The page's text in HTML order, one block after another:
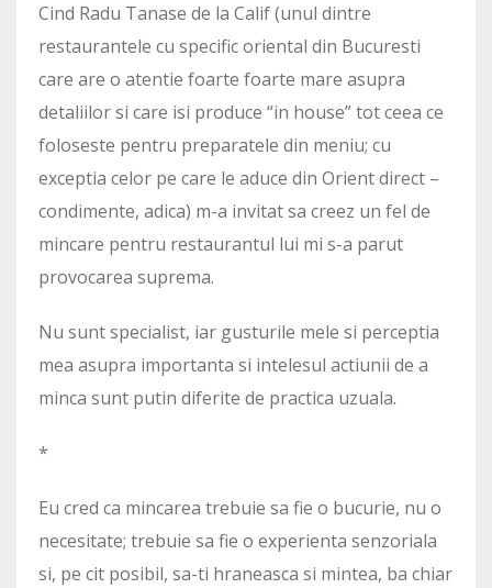
Cind Radu Tanase de la Calif (unul dintre
restaurantele cu specific oriental din Bucuresti
care are o atentie foarte foarte mare asupra
detaliilor si care isi produce “in house” tot ceea ce
foloseste pentru preparatele din meniu; cu
exceptia celor pe care le aduce din Orient direct –
condimente, adica) m-a invitat sa creez un fel de
mincare pentru restaurantul lui mi s-a parut
provocarea suprema.
Nu sunt specialist, iar gusturile mele si perceptia
mea asupra importanta si intelesul actiunii de a
minca sunt putin diferite de practica uzuala.
*
Eu cred ca mincarea trebuie sa fie o bucurie, nu o
necesitate; trebuie sa fie o experienta senzoriala
si, pe cit posibil, sa-ti hraneasca si mintea, ba chiar